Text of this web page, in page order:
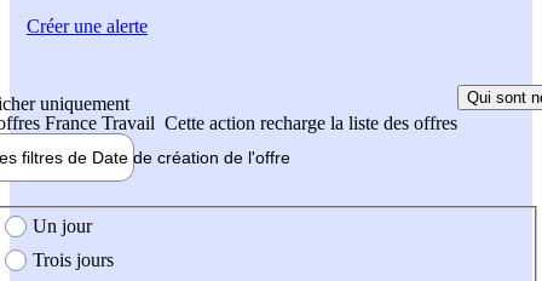
uniquement
France Travail Cette action recharge la liste des offres
Qui sont
filtres de Date de création de l'offre
création de l'offre
Un jour
Trois jours
Créer une alerte